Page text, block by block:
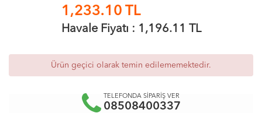
1,233.10 TL
Havale Fiyatı : 1,196.11 TL
Ürün geçici olarak temin edilememektedir.
TELEFONDA SİPARİŞ VER
08508400337